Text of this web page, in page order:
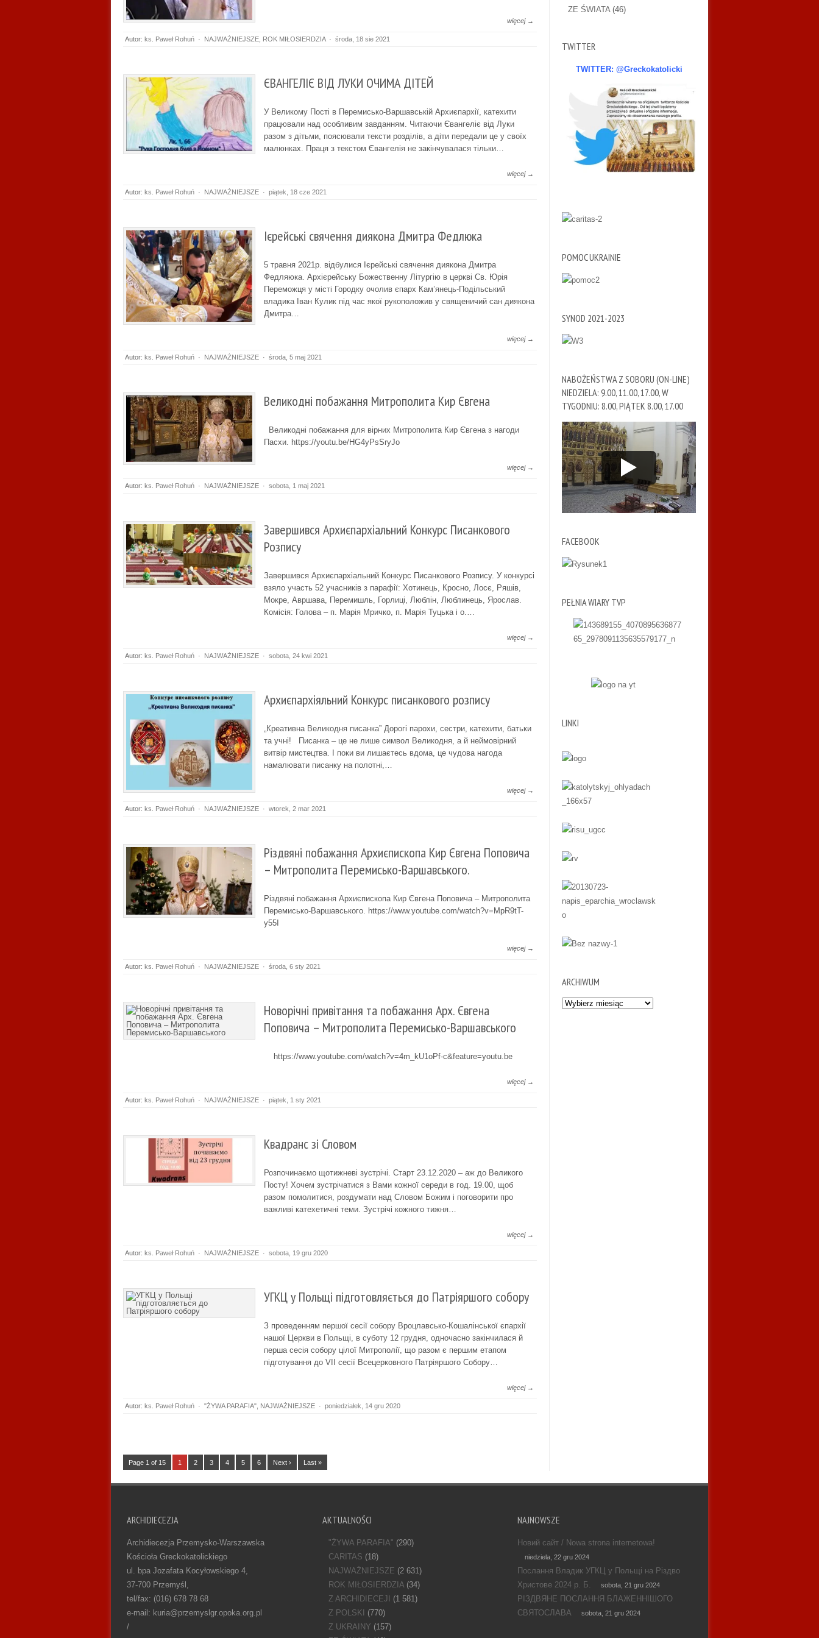
więcej →
Autor: ks. Paweł Rohuń · NAJWAŻNIEJSZE ROK MIŁOSIERDZIA · środa, 18 sie 2021
ЄВАНГЕЛІЄ ВІД ЛУКИ ОЧИМА ДІТЕЙ
У Великому Пості в Перемисько-Варшавській Архиєпархії, катехити
працювали над особливим завданням. Читаючи Євангеліє від Луки
разом з дітьми, поясювали тексти розділів, а діти передали це у своїх
малюнках. Праця з текстом Євангелія не закінчувалася тільки…
więcej →
Autor: ks. Paweł Rohuń · NAJWAŻNIEJSZE · piątek, 18 cze 2021
Ієрейські свячення диякона Дмитра Федлюка
5 травня 2021р. відбулися Ієрейські свячення диякона Дмитра
Федляюка. Архієрейську Божественну Літургію в церкві Св. Юрія
Переможця у місті Городку очолив єпарх Кам’янець-Подільський
владика Іван Кулик під час якої рукоположив у священичий сан диякона
Дмитра…
więcej →
Autor: ks. Paweł Rohuń · NAJWAŻNIEJSZE · środa, 5 maj 2021
Великодні побажання Митрополита Кир Євгена
Великодні побажання для вірних Митрополита Кир Євгена з нагоди
Пасхи. https://youtu.be/HG4yPsSryJo
więcej →
Autor: ks. Paweł Rohuń · NAJWAŻNIEJSZE · sobota, 1 maj 2021
Завершився Архиєпархіальний Конкурс Писанкового
Розпису
Завершився Архиєпархіальний Конкурс Писанкового Розпису. У конкурсі
взяло участь 52 учасників з парафії: Хотинець, Кросно, Лосє, Ряшів,
Мокре, Авршава, Перемишль, Горлиці, Люблін, Люблинець, Ярослав.
Комісія: Голова – п. Марія Мричко, п. Марія Туцька і о.…
więcej →
Autor: ks. Paweł Rohuń · NAJWAŻNIEJSZE · sobota, 24 kwi 2021
Архиєпархіяльний Конкурс писанкового розпису
„Креативна Великодня писанка” Дорогі парохи, сестри, катехити, батьки
та учні! Писанка – це не лише символ Великодня, а й неймовірний
витвір мистецтва. І поки ви лишаєтесь вдома, це чудова нагода
намалювати писанку на полотні,…
więcej →
Autor: ks. Paweł Rohuń · NAJWAŻNIEJSZE · wtorek, 2 mar 2021
Різдвяні побажання Архиєпископа Кир Євгена Поповича
– Митрополита Перемисько-Варшавського.
Різдвяні побажання Архиєпископа Кир Євгена Поповича – Митрополита
Перемисько-Варшавського. https://www.youtube.com/watch?v=MpR9tT-
y55I
więcej →
Autor: ks. Paweł Rohuń · NAJWAŻNIEJSZE · środa, 6 sty 2021
Новорічні привітання та побажання Арх. Євгена
Поповича – Митрополита Перемисько-Варшавського
https://www.youtube.com/watch?v=4m_kU1oPf-c&feature=youtu.be
więcej →
Autor: ks. Paweł Rohuń · NAJWAŻNIEJSZE · piątek, 1 sty 2021
Квадранс зі Словом
Розпочинаємо щотижневі зустрічі. Старт 23.12.2020 – аж до Великого
Посту! Хочем зустрічатися з Вами кожної середи в год. 19.00, щоб
разом помолитися, роздумати над Словом Божим і поговорити про
важливі катехетичні теми. Зустрічі кожного тижня…
więcej →
Autor: ks. Paweł Rohuń · NAJWAŻNIEJSZE · sobota, 19 gru 2020
УГКЦ у Польщі підготовляється до Патріяршого собору
З проведенням першої сесії собору Вроцлавсько-Кошалінської єпархії
нашої Церкви в Польщі, в суботу 12 грудня, одночасно закінчилася й
перша сесія собору цілої Митрополії, що разом є першим етапом
підготування до VII сесії Всецерковного Патріяршого Собору…
więcej →
Autor: ks. Paweł Rohuń · "ŻYWA PARAFIA" NAJWAŻNIEJSZE · poniedziałek, 14 gru 2020
Page 1 of 15 1 2 3 4 5 6 Next › Last »
ZE ŚWIATA(46)
TWITTER
TWITTER: @Greckokatolicki
POMOC UKRAINIE
SYNOD 2021-2023
NABOŻEŃSTWA Z SOBORU (ON-LINE)
NIEDZIELA: 9.00, 11.00, 17.00, W
TYGODNIU: 8.00, PIĄTEK 8.00, 17.00
FACEBOOK
PEŁNIA WIARY TVP
LINKI
ARCHIWUM
Archiwum
ARCHIDIECEZJA
Archidiecezja Przemysko-Warszawska
Kościoła Greckokatolickiego
ul. bpa Jozafata Kocyłowskiego 4,
37-700 Przemyśl,
tel/fax: (016) 678 78 68
e-mail: kuria@przemyslgr.opoka.org.pl
/
AKTUALNOŚCI
"ŻYWA PARAFIA" (290)
CARITAS (18)
NAJWAŻNIEJSZE (2 631)
ROK MIŁOSIERDZIA(34)
Z ARCHIDIECEJI
(1 581)
Z POLSKI
(770)
Z UKRAINY (157)
NAJNOWSZE
Новий сайт / Nowa strona internetowa!
niedziela, 22 gru 2024
Послання Владик УГКЦ у Польщі на Різдво
Христове 2024 р. Б.
sobota, 21 gru 2024
РІЗДВЯНЕ ПОСЛАННЯ БЛАЖЕННІШОГО
СВЯТОСЛАВА
sobota, 21 gru 2024